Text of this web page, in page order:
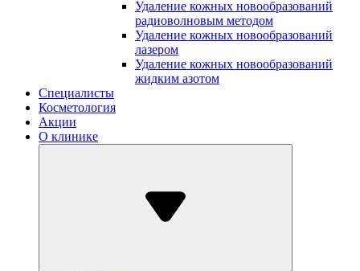
Удаление кожных новообразований
радиоволновым методом
Удаление кожных новообразований
лазером
Удаление кожных новообразований
жидким азотом
Специалисты
Косметология
Акции
О клинике